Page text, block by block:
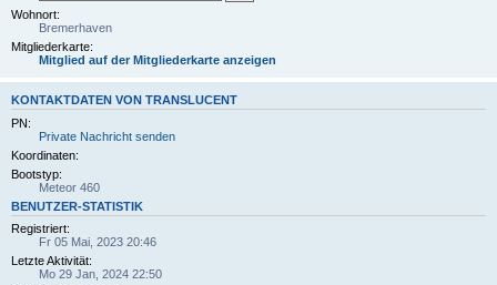
Wohnort:
Bremerhaven
Mitgliederkarte:
Mitglied auf der Mitgliederkarte anzeigen
KONTAKTDATEN VON TRANSLUCENT
PN:
Private Nachricht senden
Koordinaten:
Bootstyp:
Meteor 460
BENUTZER-STATISTIK
Registriert:
Fr 05 Mai, 2023 20:46
Letzte Aktivität:
Mo 29 Jan, 2024 22:50